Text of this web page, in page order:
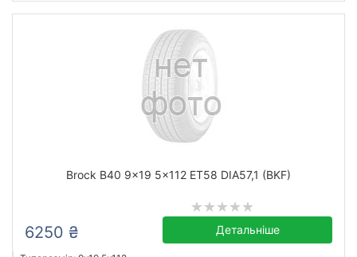
Brock B40 9x19 5x112 ET58 DIA57,1 (BKF)
6250 ₴ Детальніше